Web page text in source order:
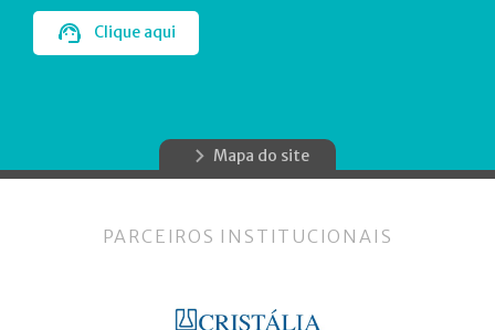
Clique aqui
Mapa do site
PARCEIROS INSTITUCIONAIS